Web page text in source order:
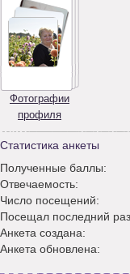
Фотографии
профиля
Статистика анкеты
Полученные баллы:
Отвечаемость:
Число посещений:
Посещал последний
Анкета создана:
Анкета обновлена: